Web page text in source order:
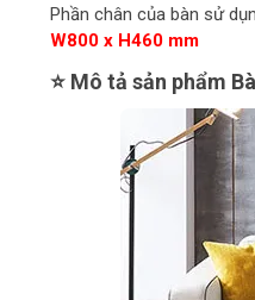
Phần chân của bàn sử
W800 x H460 mm
⭐ Mô tả sản phẩm